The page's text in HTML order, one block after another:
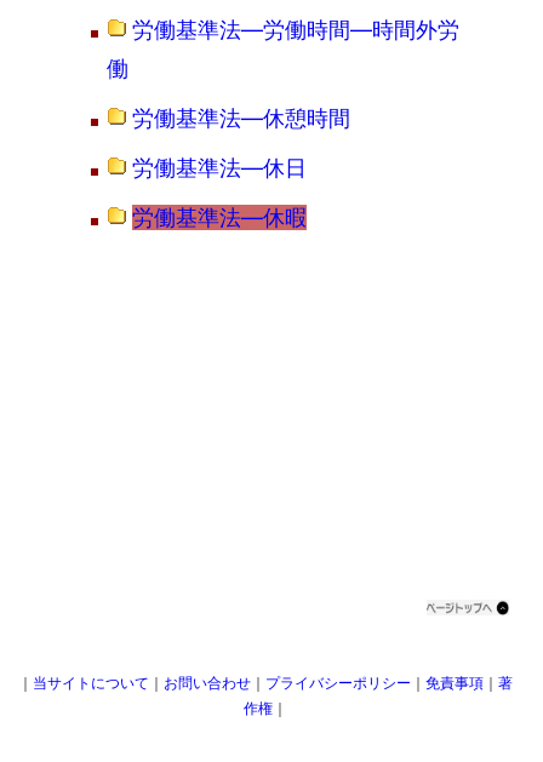
労働基準法―労働時間―時間外労
働
労働基準法―休憩時間
労働基準法―休日
労働基準法―休暇
｜ 当サイトについて ｜ お問い合わせ ｜ プライバシーポリシー ｜ 免責事項 ｜ 著
作権 ｜